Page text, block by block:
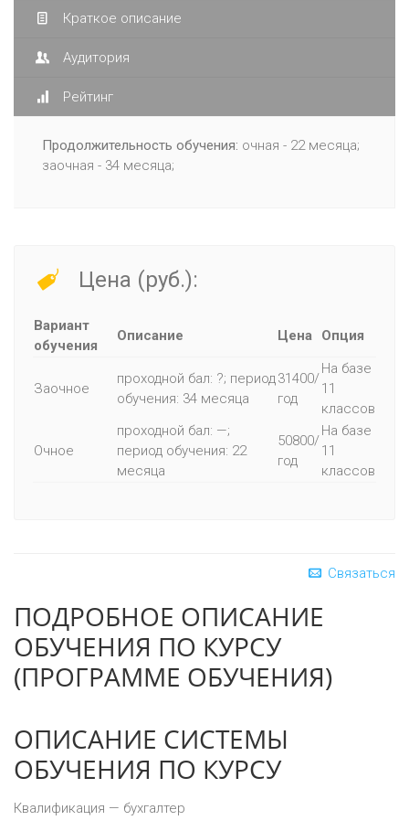
Краткое описание
Аудитория
Рейтинг
Продолжительность обучения: очная - 22 месяца;
заочная - 34 месяца;
Цена (руб.):
Вариант
обучения
Описание Цена Опция
Заочное
проходной бал: ?; период
обучения: 34 месяца
31400/
год
На базе
11
классов
Очное
проходной бал: —;
период обучения: 22
месяца
50800/
год
На базе
11
классов
Связаться
ПОДРОБНОЕ ОПИСАНИЕ
ОБУЧЕНИЯ ПО КУРСУ
(ПРОГРАММЕ ОБУЧЕНИЯ)
ОПИСАНИЕ СИСТЕМЫ
ОБУЧЕНИЯ ПО КУРСУ
Квалификация — бухгалтер